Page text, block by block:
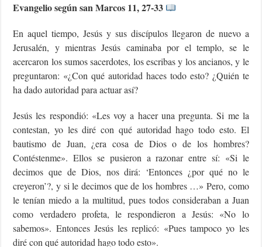
Evangelio según san Marcos 11, 27-33
En aquel tiempo, Jesús y sus discípulos llegaron de nuevo a
Jerusalén, y mientras Jesús caminaba por el templo, se le
acercaron los sumos sacerdotes, los escribas y los ancianos, y le
preguntaron: «¿Con qué autoridad haces todo esto? ¿Quién te
ha dado autoridad para actuar así?
Jesús les respondió: «Les voy a hacer una pregunta. Si me la
contestan, yo les diré con qué autoridad hago todo esto. El
bautismo de Juan, ¿era cosa de Dios o de los hombres?
Contéstenme». Ellos se pusieron a razonar entre sí: «Si le
decimos que de Dios, nos dirá: ‘Entonces ¿por qué no le
creyeron’?, y si le decimos que de los hombres …» Pero, como
le tenían miedo a la multitud, pues todos consideraban a Juan
como verdadero profeta, le respondieron a Jesús: «No lo
sabemos». Entonces Jesús les replicó: «Pues tampoco yo les
diré con qué autoridad hago todo esto».